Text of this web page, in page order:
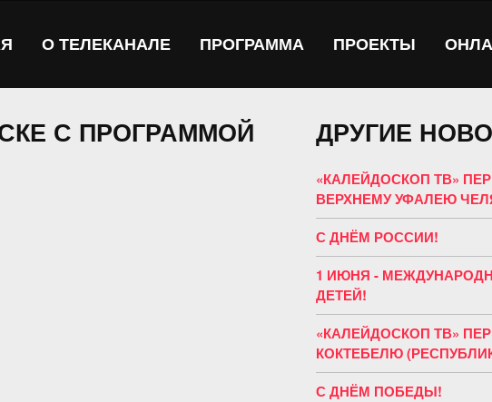
О ТЕЛЕКАНАЛЕ ПРОГРАММА ПРОЕКТЫ
С ПРОГРАММОЙ ДРУГИЕ
«КАЛЕЙДОСКОП ТВ»
ВЕРХНЕМУ УФАЛЕЮ
С ДНЁМ РОССИИ!
1 ИЮНЯ -
ДЕТЕЙ!
«КАЛЕЙДОСКОП ТВ»
КОКТЕБЕЛЮ
С ДНЁМ ПОБЕДЫ!